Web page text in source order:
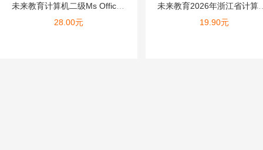
28.00元
19.90元